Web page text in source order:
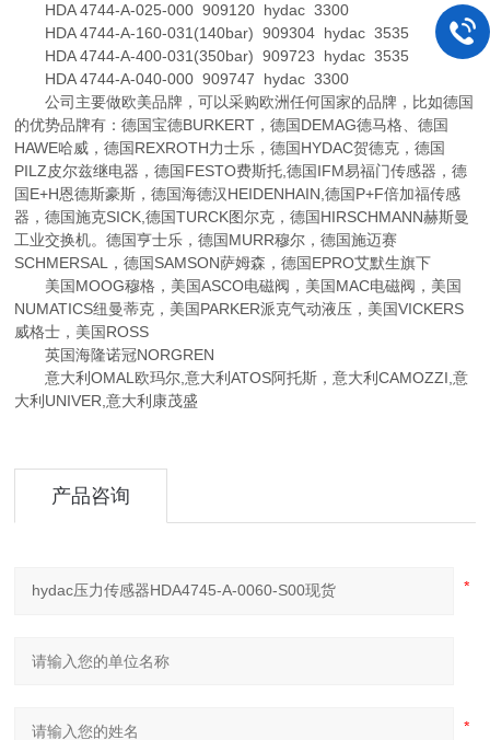
HDA 4744-A-025-000 909120 hydac 3300
HDA 4744-A-160-031(140bar) 909304 hydac 3535
HDA 4744-A-400-031(350bar) 909723 hydac 3535
HDA 4744-A-040-000 909747 hydac 3300
公司主要做欧美品牌，可以采购欧洲任何国家的品牌，比如德国
的优势品牌有：德国宝德BURKERT，德国DEMAG德马格、德国
HAWE哈威，德国REXROTH力士乐，德国HYDAC贺德克，德国
PILZ皮尔兹继电器，德国FESTO费斯托,德国IFM易福门传感器，德
国E+H恩德斯豪斯，德国海德汉HEIDENHAIN,德国P+F倍加福传感
器，德国施克SICK,德国TURCK图尔克，德国HIRSCHMANN赫斯曼
工业交换机。德国亨士乐，德国MURR穆尔，德国施迈赛
SCHMERSAL，德国SAMSON萨姆森，德国EPRO艾默生旗下
美国MOOG穆格，美国ASCO电磁阀，美国MAC电磁阀，美国
NUMATICS纽曼蒂克，美国PARKER派克气动液压，美国VICKERS
威格士，美国ROSS
英国海隆诺冠NORGREN
意大利OMAL欧玛尔,意大利ATOS阿托斯，意大利CAMOZZI,意
大利UNIVER,意大利康茂盛
产品咨询